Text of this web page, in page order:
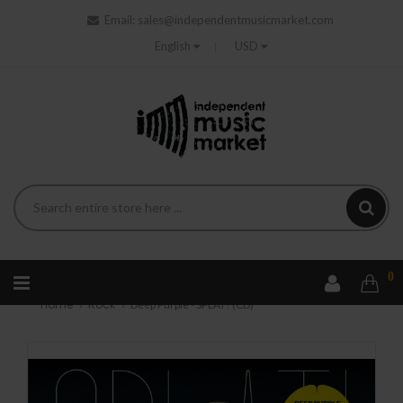
Email:
sales@independentmusicmarket.com
English
USD
0
Home Rock Deep Purple - SPLAT! (CD)